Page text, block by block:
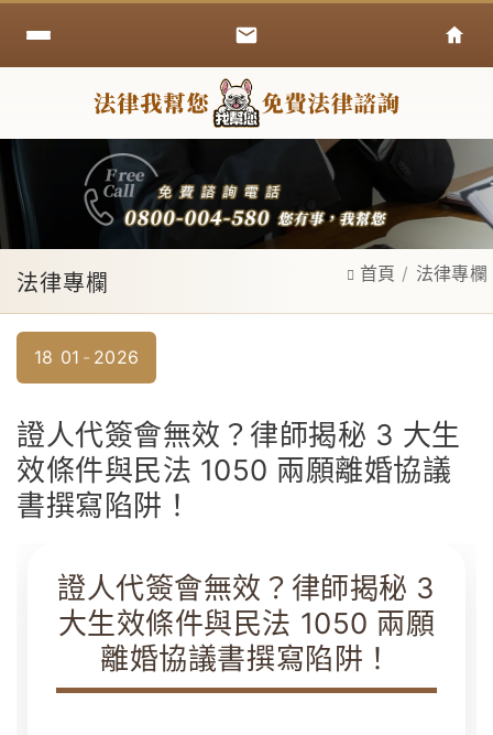
法律專欄 首頁 法律專欄
18 01 2026
證人代簽會無效？律師揭秘 3 大生
效條件與民法 1050 兩願離婚協議
書撰寫陷阱！
證人代簽會無效？律師揭秘 3
大生效條件與民法 1050 兩願
離婚協議書撰寫陷阱！